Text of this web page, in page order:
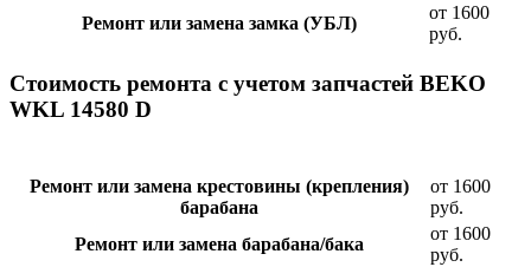
Ремонт или замена замка (УБЛ)
от 1600
руб.
Стоимость ремонта с учетом запчастей BEKO
WKL 14580 D
Ремонт или замена крестовины (крепления)
барабана
от 1600
руб.
Ремонт или замена барабана/бака
от 1600
руб.